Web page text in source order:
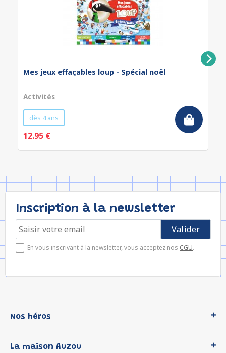
Mes jeux effaçables loup - Spécial noël
Activités
dès 4 ans
12.95 €
Inscription à la newsletter
En vous inscrivant à la newsletter, vous acceptez nos CGU.
Nos héros
La maison Auzou